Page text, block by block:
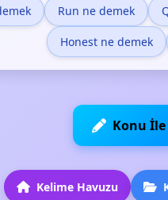
Run ne demek
Honest ne demek
Konu İle
Kelime Havuzu